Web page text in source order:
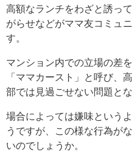
高額なランチをわざと誘っ
がらせなどがママ友コミュ
す。
マンション内での立場の差
「ママカースト」と呼び、
部では見過ごせない問題と
場合によっては嫌味という
うですが、この様な行為が
いのでしょうか。